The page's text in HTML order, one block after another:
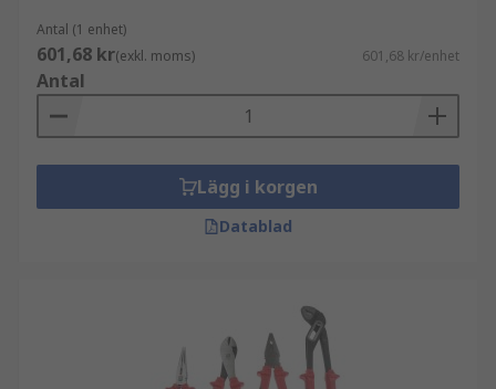
Antal (1 enhet)
601,68 kr(exkl. moms) 601,68 kr/enhet
Antal
Lägg i korgen
Datablad